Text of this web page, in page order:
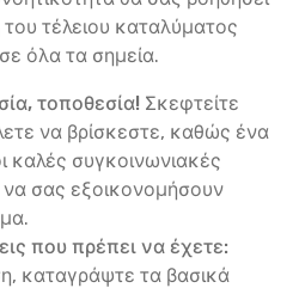
τέλειου καταλύματος
όλα τα σημεία.
τοποθεσία! Σκεφτείτε
να βρίσκεστε, καθώς ένα
καλές συγκοινωνιακές
σας εξοικονομήσουν
που πρέπει να έχετε:
καταγράψτε τα βασικά